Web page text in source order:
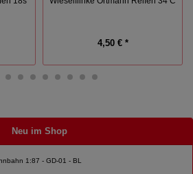
Neu im Shop
1:87 - GD-01 - BL
4,50 € *